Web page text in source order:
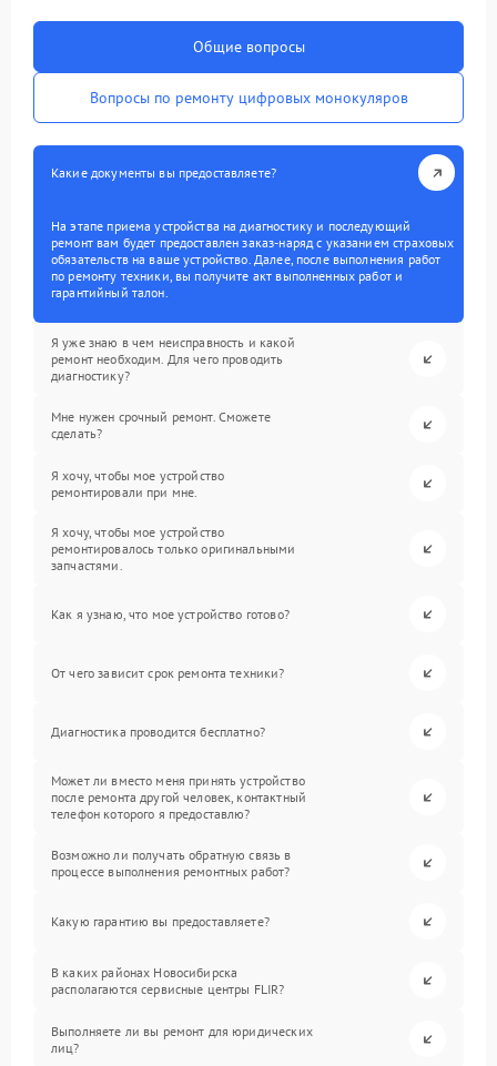
Общие вопросы
Вопросы по ремонту цифровых монокуляров
Какие документы вы предоставляете?
На этапе приема устройства на диагностику и последующий
ремонт вам будет предоставлен заказ-наряд с указанием страховых
обязательств на ваше устройство. Далее, после выполнения работ
по ремонту техники, вы получите акт выполненных работ и
гарантийный талон.
Я уже знаю в чем неисправность и какой
ремонт необходим. Для чего проводить
диагностику?
Мне нужен срочный ремонт. Сможете
сделать?
Я хочу, чтобы мое устройство
ремонтировали при мне.
Я хочу, чтобы мое устройство
ремонтировалось только оригинальными
запчастями.
Как я узнаю, что мое устройство готово?
От чего зависит срок ремонта техники?
Диагностика проводится бесплатно?
Может ли вместо меня принять устройство
после ремонта другой человек, контактный
телефон которого я предоставлю?
Возможно ли получать обратную связь в
процессе выполнения ремонтных работ?
Какую гарантию вы предоставляете?
В каких районах Новосибирска
располагаются сервисные центры FLIR?
Выполняете ли вы ремонт для юридических
лиц?